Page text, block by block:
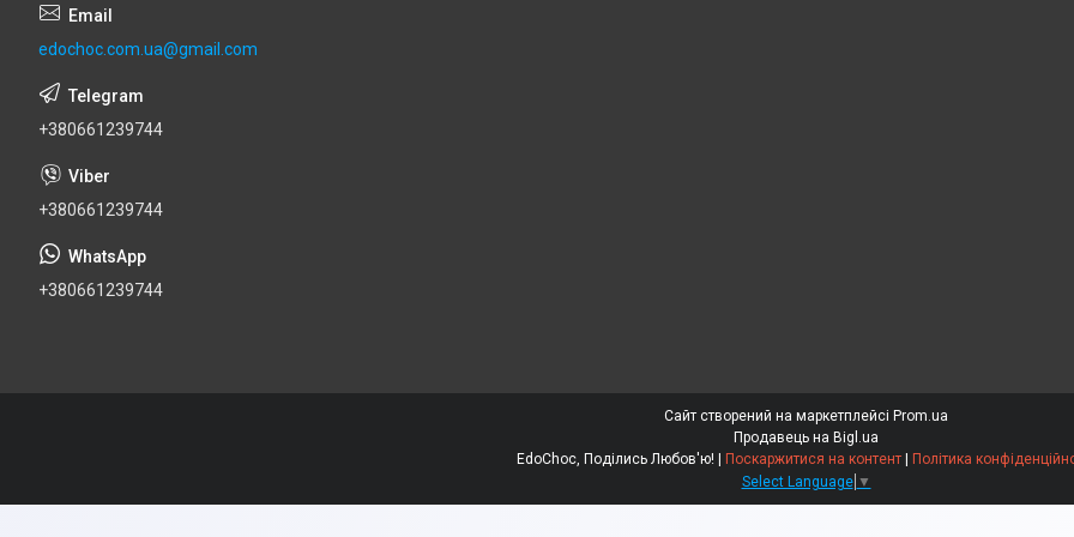
edochoc.com.ua@gmail.com
+380661239744
+380661239744
+380661239744
Сайт створений на маркетплейсі Prom.ua
Продавець на Bigl.ua
EdoСhoc, Поділись Любов'ю! | Поскаржитися на контент | Політика
Select Language ▼